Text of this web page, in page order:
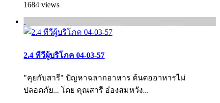
1684 views
2.4 ทีวีผู้บริโภค 04-03-57
"คุยกับสารี" ปัญหาฉลากอาหาร ต้นตออาหารไม่
ปลอดภัย... โดย คุณสารี อ๋องสมหวัง...